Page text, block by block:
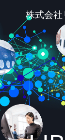
株式会